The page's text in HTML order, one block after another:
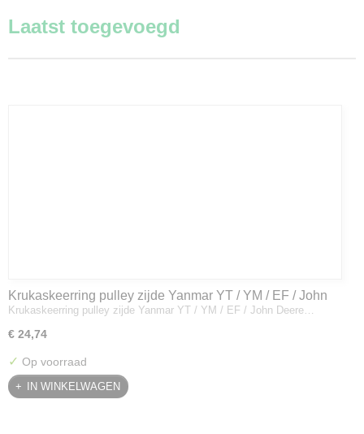
Laatst toegevoegd
Krukaskeerring pulley zijde Yanmar YT / YM / EF / John
Deere - 119934-01800
Krukaskeerring pulley zijde Yanmar YT / YM / EF / John Deere…
€ 24,74
✓ Op voorraad
IN WINKELWAGEN